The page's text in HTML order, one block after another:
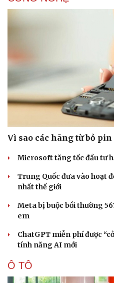
Vì sao các hãng từ bỏ
Microsoft tăng tốc đầu tư
Trung Quốc đưa vào hoạt
nhất thế giới
Meta bị buộc bồi thường
em
ChatGPT miễn phí được
tính năng AI mới
Ô TÔ